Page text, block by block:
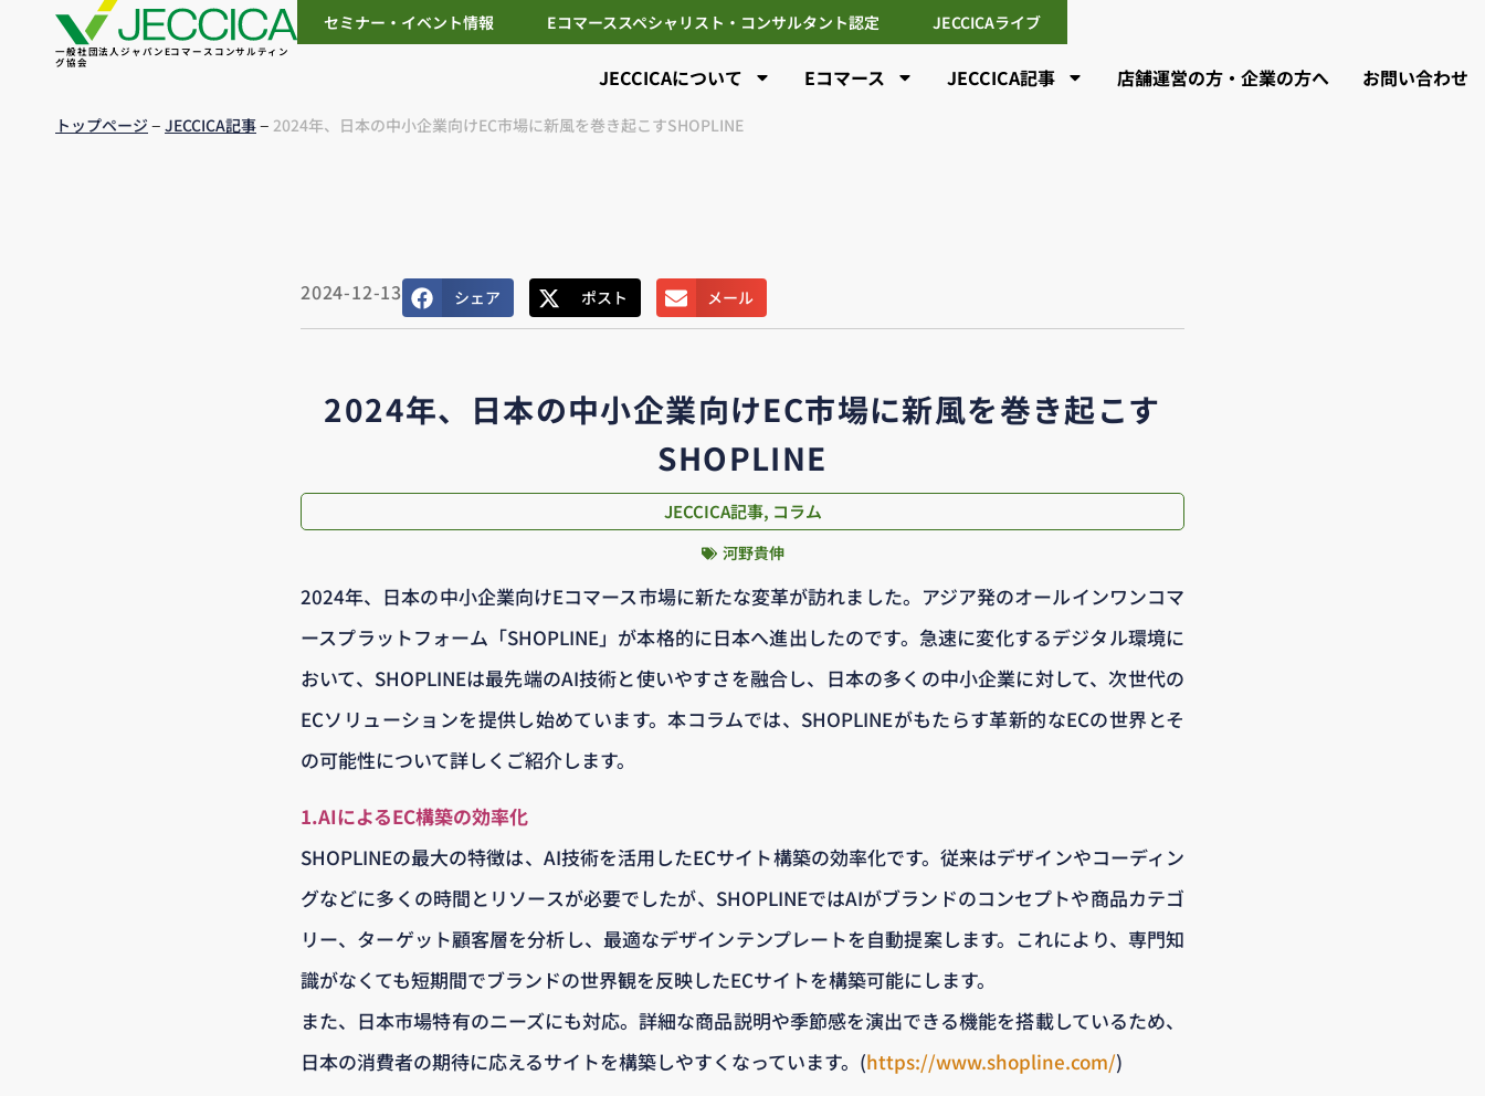
一般社団法人ジャパンEコマースコンサルティン
グ協会
セミナー・イベント情報 Eコマーススペシャリスト・コンサルタント認定 JECCICAライブ
JECCICAについて Eコマース JECCICA記事 店舗運営の方・企業の方へ お問い合わせ
トップページ– JECCICA記事– 2024年、日本の中小企業向けEC市場に新風を巻き起こすSHOPLINE
2024-12-13 シェア ポスト メール
2024年、日本の中小企業向けEC市場に新風を巻き起こす
SHOPLINE
JECCICA記事, コラム
河野貴伸
2024年、日本の中小企業向けEコマース市場に新たな変革が訪れました。アジア発のオールインワンコマ
ースプラットフォーム「SHOPLINE」が本格的に日本へ進出したのです。急速に変化するデジタル環境に
おいて、SHOPLINEは最先端のAI技術と使いやすさを融合し、日本の多くの中小企業に対して、次世代の
ECソリューションを提供し始めています。本コラムでは、SHOPLINEがもたらす革新的なECの世界とそ
の可能性について詳しくご紹介します。
1.AIによるEC構築の効率化
SHOPLINEの最大の特徴は、AI技術を活用したECサイト構築の効率化です。従来はデザインやコーディン
グなどに多くの時間とリソースが必要でしたが、SHOPLINEではAIがブランドのコンセプトや商品カテゴ
リー、ターゲット顧客層を分析し、最適なデザインテンプレートを自動提案します。これにより、専門知
識がなくても短期間でブランドの世界観を反映したECサイトを構築可能にします。
また、日本市場特有のニーズにも対応。詳細な商品説明や季節感を演出できる機能を搭載しているため、
日本の消費者の期待に応えるサイトを構築しやすくなっています。(https://www.shopline.com/)